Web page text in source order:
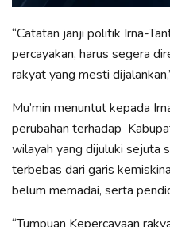
“Catatan janji politik Irna-
percayakan, harus segera
rakyat yang mesti
Mu’min menuntut kepada
perubahan terhadap
wilayah yang dijuluki sejuta
terbebas dari garis
belum memadai, serta